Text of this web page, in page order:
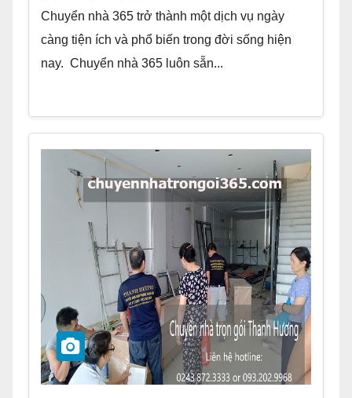
Chuyển nhà 365 trở thành một dịch vụ ngày
càng tiện ích và phổ biến trong đời sống hiện
nay. Chuyển nhà 365 luôn sẵn...